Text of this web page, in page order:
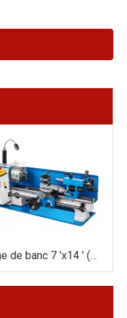
Lathe de banc 7 'x14 ' (180x350 mm)